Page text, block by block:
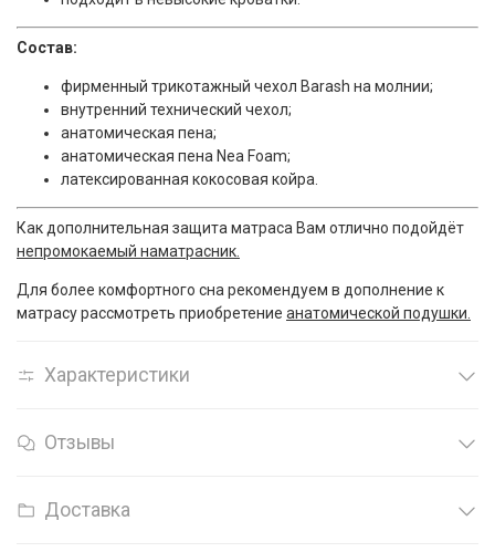
Состав:
фирменный трикотажный чехол Barash на молнии;
внутренний технический чехол;
анатомическая пена;
анатомическая пена Nea Foam;
латексированная кокосовая койра.
Как дополнительная защита матраса Вам отлично подойдёт
непромокаемый наматрасник.
Для более комфортного сна рекомендуем в дополнение к
матрасу рассмотреть приобретение анатомической подушки.
Характеристики
Отзывы
Доставка